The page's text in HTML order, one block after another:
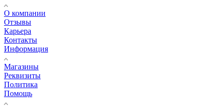
О компании
Отзывы
Карьера
Контакты
Информация
Магазины
Реквизиты
Политика
Помощь